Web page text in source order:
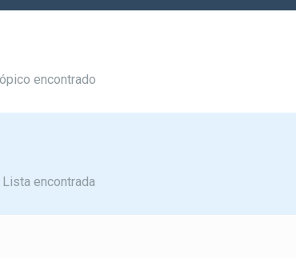
encontrado
Lista encontrada